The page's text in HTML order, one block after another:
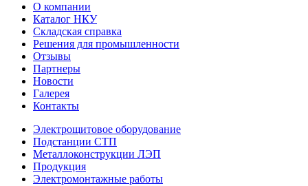
О компании
Каталог НКУ
Складская справка
Решения для промышленности
Отзывы
Партнеры
Новости
Галерея
Контакты
Электрощитовое оборудование
Подстанции СТП
Металлоконструкции ЛЭП
Продукция
Электромонтажные работы